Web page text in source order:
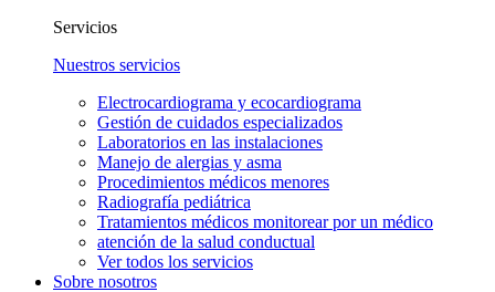
Servicios
Nuestros servicios
Electrocardiograma y ecocardiograma
Gestión de cuidados especializados
Laboratorios en las instalaciones
Manejo de alergias y asma
Procedimientos médicos menores
Radiografía pediátrica
Tratamientos médicos monitorear por un médico
atención de la salud conductual
Ver todos los servicios
Sobre nosotros